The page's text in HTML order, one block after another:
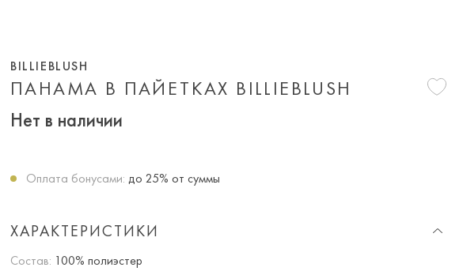
ПАНАМА В ПАЙЕТКАХ BILLIEBLUSH
BILLIEBLUSH
Нет в наличии
Оплата бонусами: до 25% от суммы
ХАРАКТЕРИСТИКИ
Состав: 100% полиэстер